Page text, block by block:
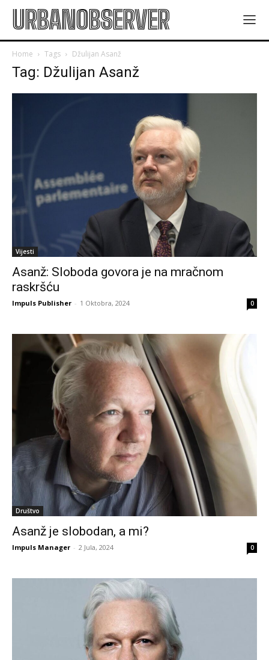
URBANOBSERVER
Home Tags Džulijan Asanž
Tag: Džulijan Asanž
Vijesti
Asanž: Sloboda govora je na mračnom
raskršću
Impuls Publisher - 1 Oktobra, 2024 0
Društvo
Asanž je slobodan, a mi?
Impuls Manager - 2 Jula, 2024 0